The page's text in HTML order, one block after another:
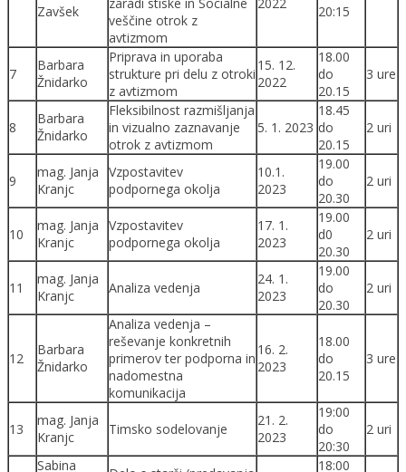
Zavšek
veščine otrok z
avtizmom
20:15
7
Barbara
Žnidarko
Priprava in uporaba
strukture pri delu z otroki
z avtizmom
15. 12.
2022
18.00
do
20.15
3 ure
8
Barbara
Žnidarko
Fleksibilnost razmišljanja
in vizualno zaznavanje
otrok z avtizmom
5. 1. 2023
18.45
do
20.15
2 uri
9
mag. Janja
Kranjc
Vzpostavitev
podpornega okolja
10.1.
2023
19.00
do
20.30
2 uri
10
mag. Janja
Kranjc
Vzpostavitev
podpornega okolja
17. 1.
2023
19.00
d0
20.30
2 uri
11
mag. Janja
Kranjc
Analiza vedenja
24. 1.
2023
19.00
do
20.30
2 uri
12
Barbara
Žnidarko
Analiza vedenja –
reševanje konkretnih
primerov ter podporna in
nadomestna
komunikacija
16. 2.
2023
18.00
do
20.15
3 ure
13
mag. Janja
Kranjc
Timsko sodelovanje
21. 2.
2023
19:00
do
20:30
2 uri
Sabina
18:00